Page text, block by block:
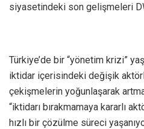
siyasetindeki son gelişmeleri
Türkiye’de bir “yönetim krizi”
iktidar içerisindeki değişik
çekişmelerin yoğunlaşarak
“iktidarı bırakmamaya kararlı
hızlı bir çözülme süreci